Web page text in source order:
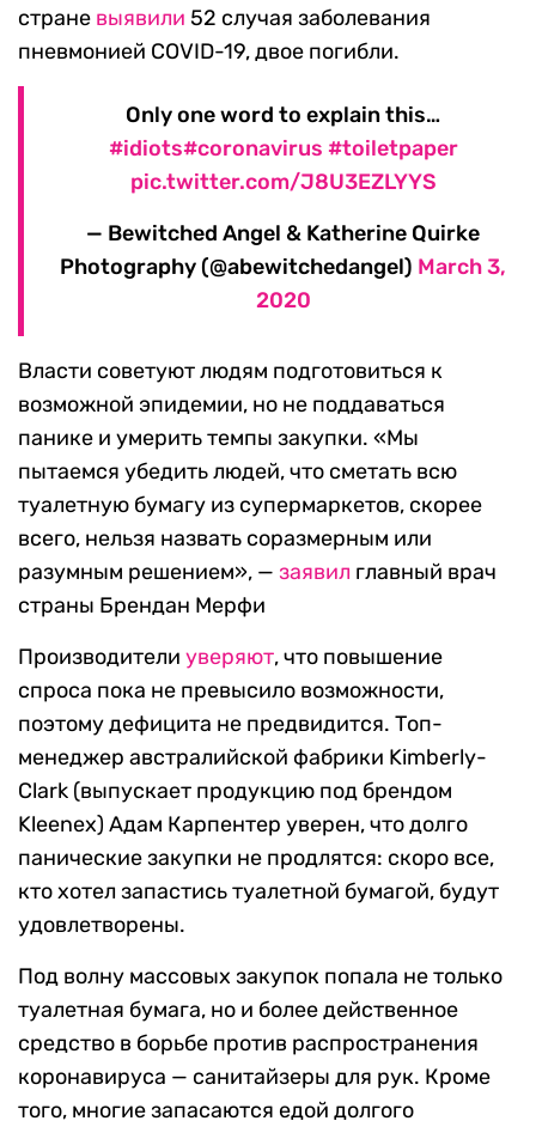
стране выявили 52 случая заболевания
пневмонией COVID-19, двое погибли.
Only one word to explain this…
#idiots#coronavirus #toiletpaper
pic.twitter.com/J8U3EZLYYS
— Bewitched Angel & Katherine Quirke
Photography (@abewitchedangel) March 3,
2020
Власти советуют людям подготовиться к
возможной эпидемии, но не поддаваться
панике и умерить темпы закупки. «Мы
пытаемся убедить людей, что сметать всю
туалетную бумагу из супермаркетов, скорее
всего, нельзя назвать соразмерным или
разумным решением», — заявил главный врач
страны Брендан Мерфи
Производители уверяют, что повышение
спроса пока не превысило возможности,
поэтому дефицита не предвидится. Топ-
менеджер австралийской фабрики Kimberly-
Clark (выпускает продукцию под брендом
Kleenex) Адам Карпентер уверен, что долго
панические закупки не продлятся: скоро все,
кто хотел запастись туалетной бумагой, будут
удовлетворены.
Под волну массовых закупок попала не только
туалетная бумага, но и более действенное
средство в борьбе против распространения
коронавируса — санитайзеры для рук. Кроме
того, многие запасаются едой долгого